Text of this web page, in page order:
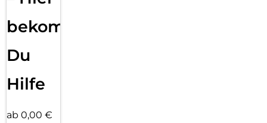
bekommst
Du
Hilfe
ab 0,00 €